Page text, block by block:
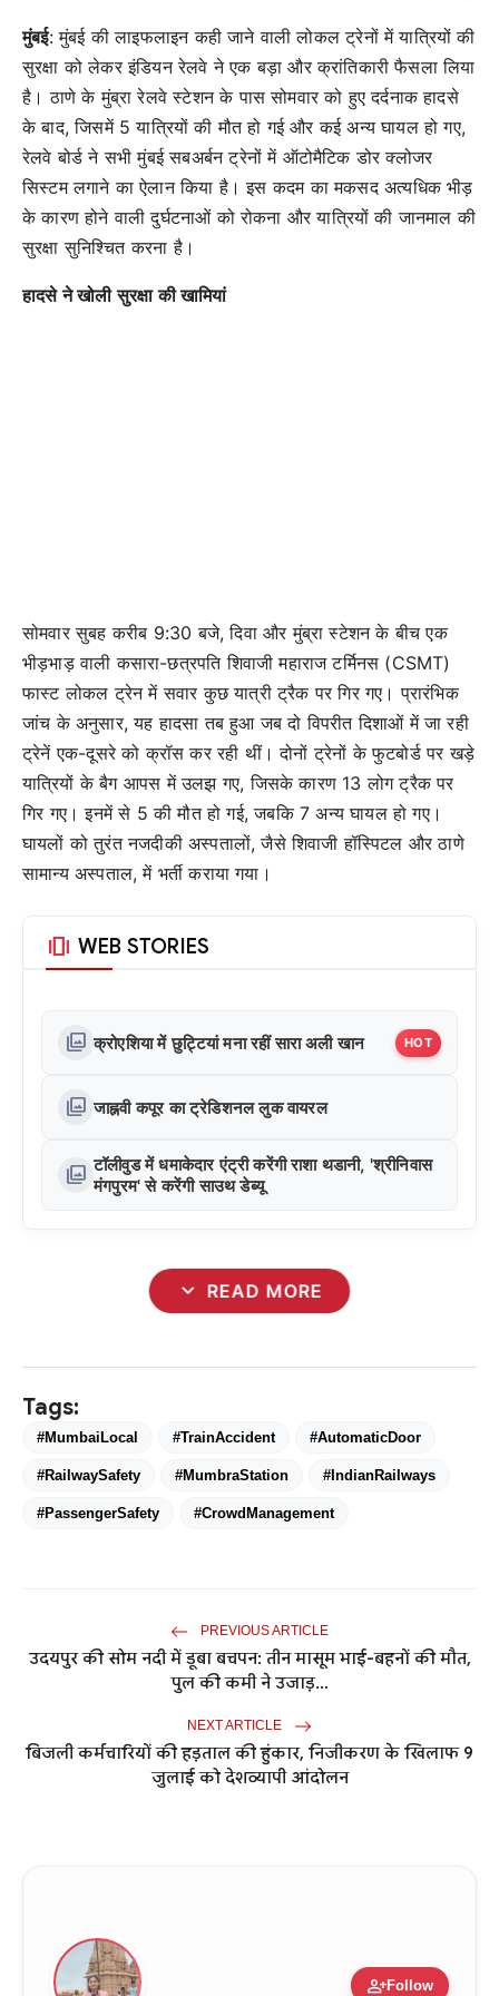
मुंबई: मुंबई की लाइफलाइन कही जाने वाली लोकल ट्रेनों में यात्रियों की
सुरक्षा को लेकर इंडियन रेलवे ने एक बड़ा और क्रांतिकारी फैसला लिया
है। ठाणे के मुंब्रा रेलवे स्टेशन के पास सोमवार को हुए दर्दनाक हादसे
के बाद, जिसमें 5 यात्रियों की मौत हो गई और कई अन्य घायल हो गए,
रेलवे बोर्ड ने सभी मुंबई सबअर्बन ट्रेनों में ऑटोमैटिक डोर क्लोजर
सिस्टम लगाने का ऐलान किया है। इस कदम का मकसद अत्यधिक भीड़
के कारण होने वाली दुर्घटनाओं को रोकना और यात्रियों की जानमाल की
सुरक्षा सुनिश्चित करना है।
हादसे ने खोली सुरक्षा की खामियां
सोमवार सुबह करीब 9:30 बजे, दिवा और मुंब्रा स्टेशन के बीच एक
भीड़भाड़ वाली कसारा-छत्रपति शिवाजी महाराज टर्मिनस (CSMT)
फास्ट लोकल ट्रेन में सवार कुछ यात्री ट्रैक पर गिर गए। प्रारंभिक
जांच के अनुसार, यह हादसा तब हुआ जब दो विपरीत दिशाओं में जा रही
ट्रेनें एक-दूसरे को क्रॉस कर रही थीं। दोनों ट्रेनों के फुटबोर्ड पर खड़े
यात्रियों के बैग आपस में उलझ गए, जिसके कारण 13 लोग ट्रैक पर
गिर गए। इनमें से 5 की मौत हो गई, जबकि 7 अन्य घायल हो गए।
घायलों को तुरंत नजदीकी अस्पतालों, जैसे शिवाजी हॉस्पिटल और ठाणे
सामान्य अस्पताल, में भर्ती कराया गया।
amp_stories WEB STORIES
photo_library क्रोएशिया में छुट्टियां मना रहीं सारा अली खान HOT
photo_library जाह्नवी कपूर का ट्रेडिशनल लुक वायरल
photo_library टॉलीवुड में धमाकेदार एंट्री करेंगी राशा थडानी, 'श्रीनिवास
मंगपुरम' से करेंगी साउथ डेब्यू
expand_more READ MORE
Tags:
#MumbaiLocal #TrainAccident #AutomaticDoor
#RailwaySafety #MumbraStation #IndianRailways
#PassengerSafety #CrowdManagement
PREVIOUS ARTICLE
उदयपुर की सोम नदी में डूबा बचपन: तीन मासूम भाई-बहनों की मौत,
पुल की कमी ने उजाड़...
NEXT ARTICLE
बिजली कर्मचारियों की हड़ताल की हुंकार, निजीकरण के खिलाफ 9
जुलाई को देशव्यापी आंदोलन
person_addFollow